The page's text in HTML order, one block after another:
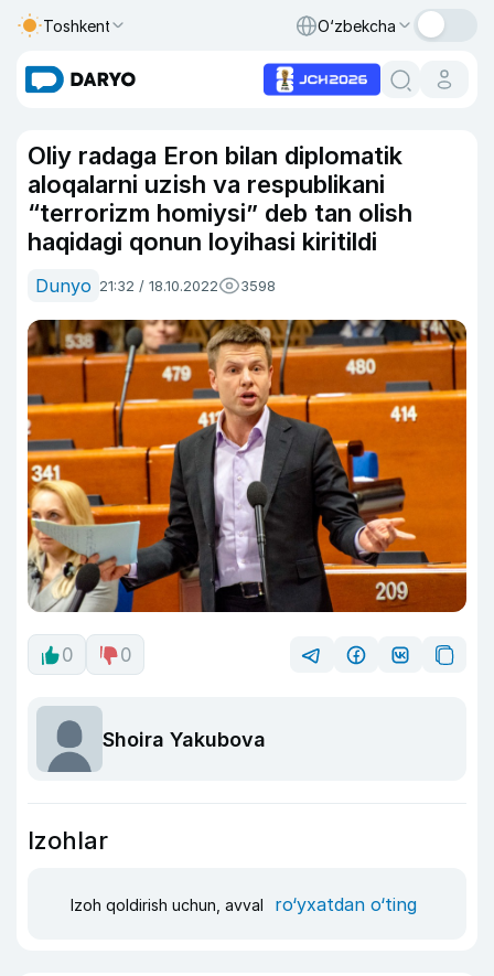
Toshkent O‘zbekcha
Oliy radaga Eron bilan diplomatik
aloqalarni uzish va respublikani
“terrorizm homiysi” deb tan olish
haqidagi qonun loyihasi kiritildi
Dunyo 21:32 / 18.10.2022 3598
0 0
Shoira Yakubova
Izohlar
Izoh qoldirish uchun, avval ro‘yxatdan o‘ting